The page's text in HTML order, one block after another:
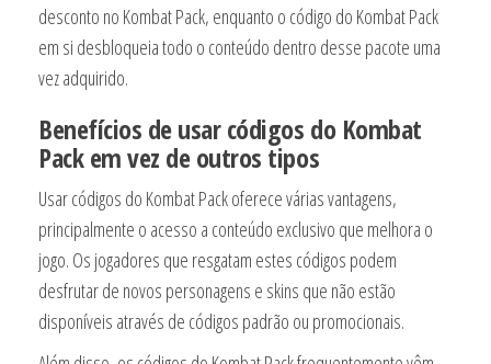
desconto no Kombat Pack, enquanto o código do Kombat Pack
em si desbloqueia todo o conteúdo dentro desse pacote uma
vez adquirido.
Benefícios de usar códigos do Kombat
Pack em vez de outros tipos
Usar códigos do Kombat Pack oferece várias vantagens,
principalmente o acesso a conteúdo exclusivo que melhora o
jogo. Os jogadores que resgatam estes códigos podem
desfrutar de novos personagens e skins que não estão
disponíveis através de códigos padrão ou promocionais.